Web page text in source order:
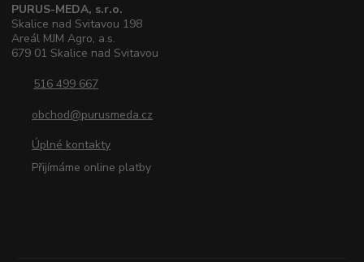
PURUS-MEDA, s.r.o.
Skalice nad Svitavou 198
Areál MJM Agro, a.s.
679 01 Skalice nad Svitavou
516 499 667
obchod@purusmeda.cz
Úplné kontakty
Přijímáme online platby